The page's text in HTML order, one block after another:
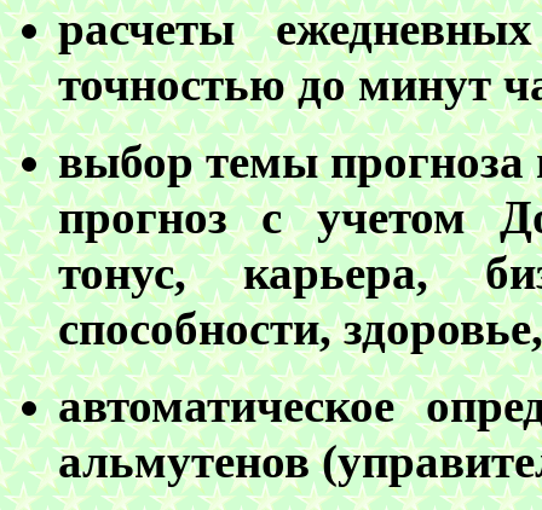
расчеты
точностью до минут
выбор темы
прогноз с учетом
тонус, карьера,
способности,
автоматическое
альмутенов